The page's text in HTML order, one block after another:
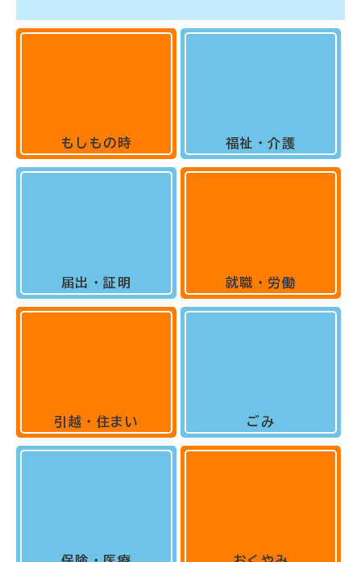
もしもの時
届出・証明
引越・住まい
福祉・介護
就職・労働
ごみ